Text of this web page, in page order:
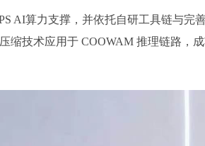
AI算力支撑，并依托自研工具链与
缩技术应用于 COOWAM 推理链路，